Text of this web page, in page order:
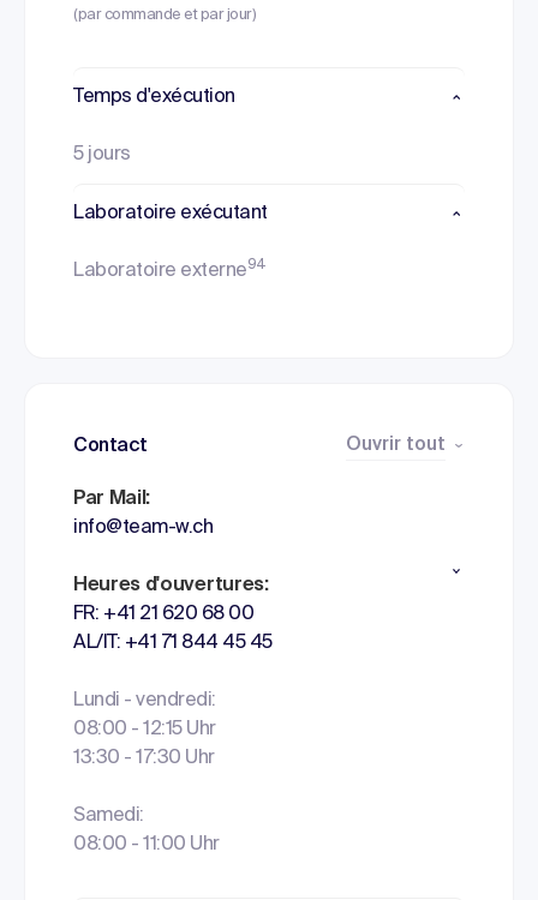
(par commande et par jour)
Temps d'exécution
5 jours
Laboratoire exécutant
Laboratoire externe94
Contact Ouvrir tout
Par Mail:
info@team-w.ch
Heures d'ouvertures:
FR: +41 21 620 68 00
AL/IT: +41 71 844 45 45
Lundi - vendredi:
08:00 - 12:15 Uhr
13:30 - 17:30 Uhr
Samedi:
08:00 - 11:00 Uhr